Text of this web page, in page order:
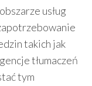
usług
takich jak
tłumaczeń
tym